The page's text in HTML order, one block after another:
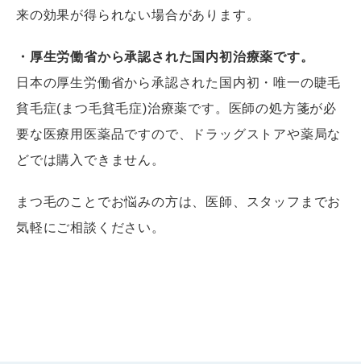
来の効果が得られない場合があります。
・厚生労働省から承認された国内初治療薬です。
日本の厚生労働省から承認された国内初・唯一の睫毛
貧毛症(まつ毛貧毛症)治療薬です。医師の処方箋が必
要な医療用医薬品ですので、ドラッグストアや薬局な
どでは購入できません。
まつ毛のことでお悩みの方は、医師、スタッフまでお
気軽にご相談ください。